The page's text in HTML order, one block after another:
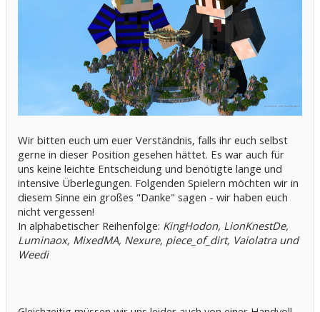
Wir bitten euch um euer Verständnis, falls ihr euch selbst
gerne in dieser Position gesehen hättet. Es war auch für
uns keine leichte Entscheidung und benötigte lange und
intensive Überlegungen. Folgenden Spielern möchten wir in
diesem Sinne ein großes "Danke" sagen - wir haben euch
nicht vergessen!
In alphabetischer Reihenfolge: KingHodon, LionKnestDe,
Luminaox, MixedMA, Nexure, piece_of_dirt, Vaiolatra und
Weedi